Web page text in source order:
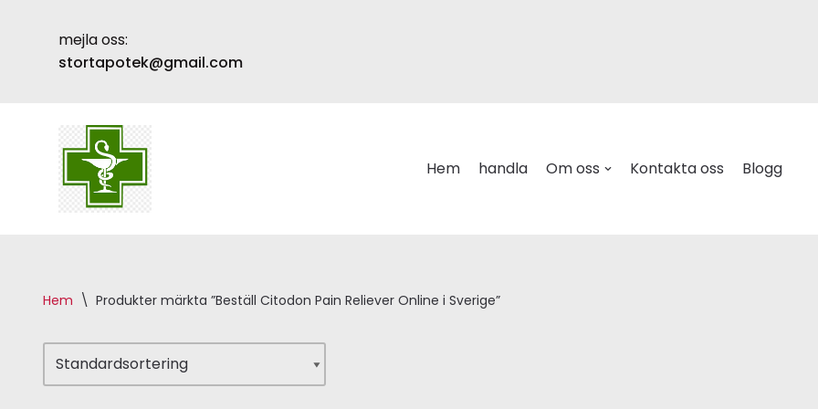
mejla oss:
stortapotek@gmail.com
Hem handla Om oss Kontakta oss Blogg
Hem \ Produkter märkta ”Beställ Citodon Pain Reliever Online i Sverige”